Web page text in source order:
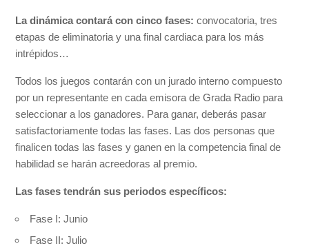
La dinámica contará con cinco fases: convocatoria, tres
etapas de eliminatoria y una final cardiaca para los más
intrépidos…
Todos los juegos contarán con un jurado interno compuesto
por un representante en cada emisora de Grada Radio para
seleccionar a los ganadores. Para ganar, deberás pasar
satisfactoriamente todas las fases. Las dos personas que
finalicen todas las fases y ganen en la competencia final de
habilidad se harán acreedoras al premio.
Las fases tendrán sus periodos específicos:
Fase I: Junio
Fase II: Julio